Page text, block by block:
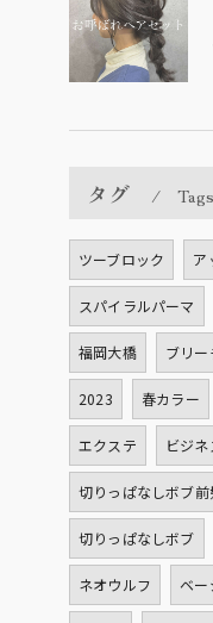
タグ Tags
ツーブロック ア
スパイラルパーマ
福岡大橋 ブリー
2023 春カラー
エクステ ビジネ
切りっぱなしボブ前
切りっぱなしボブ
ネオウルフ ベー